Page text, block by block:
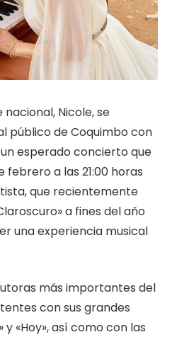
Nicole, se
público de Coquimbo con
esperado concierto que
a las 21:00 horas
que recientemente
a fines del año
una experiencia musical
más importantes del
con sus grandes
y «Hoy», así como con las